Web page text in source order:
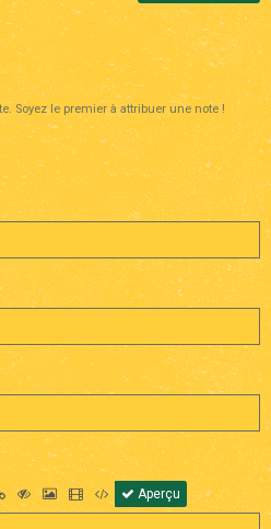
Soyez le premier à attribuer une note !
Aperçu